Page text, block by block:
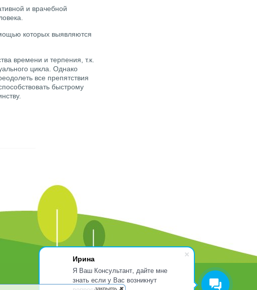
Ирина
Я Ваш Консультант, дайте мне
знать если у Вас возникнут
и врачебной
которых выявляются
времени и терпения, т.к.
цикла. Однако
все препятствия
быстрому